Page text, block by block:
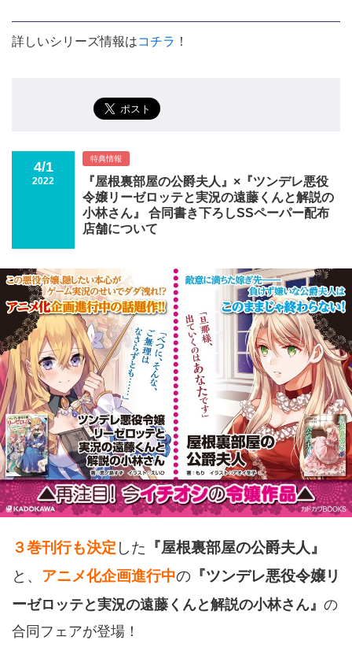
詳しいシリーズ情報はコチラ ！
4/1
2022
特典情報
『屋根裏部屋の公爵夫人』×『ツンデレ悪役
令嬢リーゼロッテと実況の遠藤くんと解説の
小林さん』 合同書き下ろしSSペーパー配布
店舗について
３巻刊行も決定 した 『屋根裏部屋の公爵夫人』
と、 アニメ化企画進行中の 『ツンデレ悪役令嬢リ
ーゼロッテと実況の遠藤くんと解説の小林さん』 の
合同フェアが登場！